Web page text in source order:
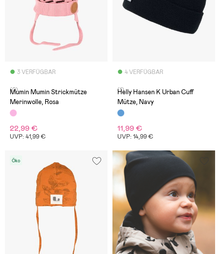
3 VERFÜGBAR
(0)
Mumin Mumin Strickmütze
Merinwolle, Rosa
22,99 €
UVP: 41,99 €
4 VERFÜGBAR
(1)
Helly Hansen K Urban Cuff
Mütze, Navy
11,99 €
UVP: 14,99 €
Öko